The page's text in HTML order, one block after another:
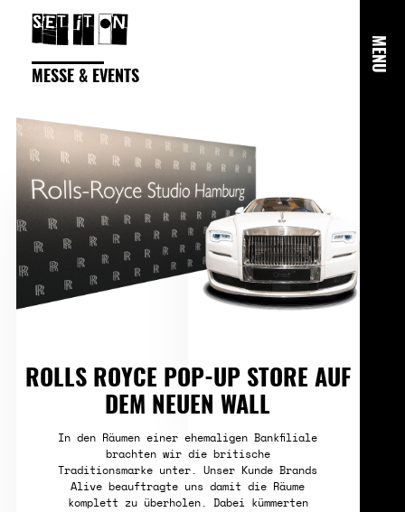
MESSE & EVENTS
MENU
ROLLS ROYCE POP-UP STORE AUF
DEM NEUEN WALL
In den Räumen einer ehemaligen Bankfiliale
brachten wir die britische
Traditionsmarke unter. Unser Kunde Brands
Alive beauftragte uns damit die Räume
komplett zu überholen. Dabei kümmerten